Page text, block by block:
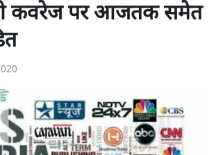
कवरेज पर आजतक समेत